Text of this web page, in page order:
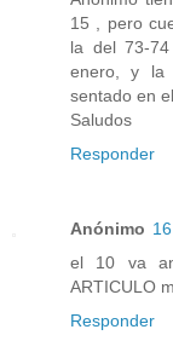
15 , pero
la del 73-
enero, y la
sentado en
Saludos
Responder
Anónimo
el 10 va
ARTICULO
Responder